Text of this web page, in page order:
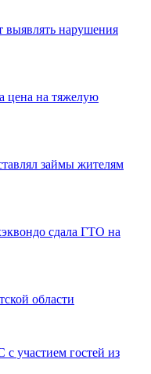
выявлять нарушения
цена на тяжелую
займы жителям
сдала ГТО на
области
участием гостей из